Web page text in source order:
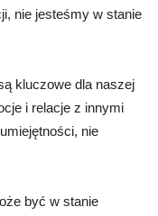
nie jesteśmy w stanie
kluczowe dla naszej
i relacje z innymi
nie
być w stanie